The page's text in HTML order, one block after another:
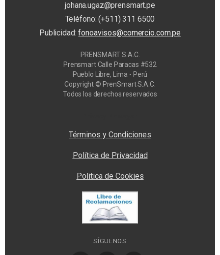
johana.ugaz@prensmart.pe
Teléfono: (+511) 311 6500
Publicidad:fonoavisos@comercio.com.pe
PRENSMART S.A.C.
Prensmart Calle Paracas #532
Pueblo Libre, Lima - Perú
Copyright © PrenSmart S.A.C.
Todos los derechos reservados
Términos y Condiciones
Política de Privacidad
Politica de Cookies
SÍGUENOS